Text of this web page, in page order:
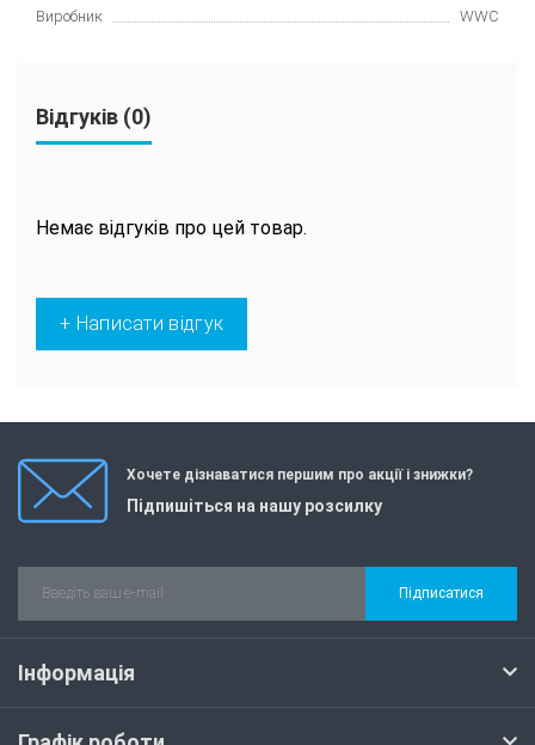
Виробник
WWC
Відгуків (0)
Немає відгуків про цей товар.
+ Написати відгук
Хочете дізнаватися першим про акції і знижки?
Підпишіться на нашу розсилку
Підписатися
Інформація